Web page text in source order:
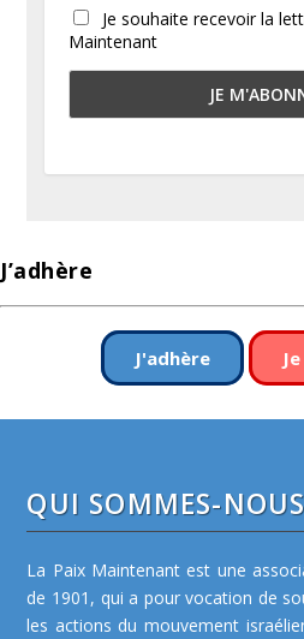
Je souhaite recevoir la
Maintenant
J’adhère
J'adhère
QUI SOMMES-NOUS
La Paix Maintenant est une
de 1901, qui a pour vocation de
les actions du mouvement